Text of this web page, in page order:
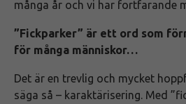
många år och vi har fortfarande
”Fickparker” är ett ord som
för många människor…
Det är en trevlig och mycket
säga så – karaktärisering. Med